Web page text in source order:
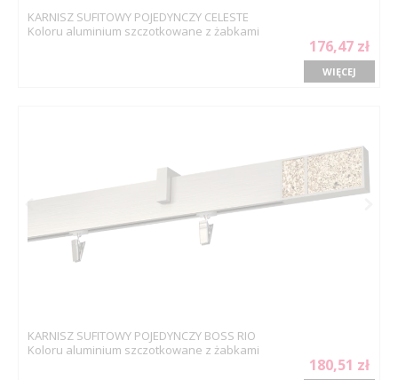
KARNISZ SUFITOWY POJEDYNCZY CELESTE
Koloru aluminium szczotkowane z żabkami
176,47 zł
WIĘCEJ
KARNISZ SUFITOWY POJEDYNCZY BOSS RIO
Koloru aluminium szczotkowane z żabkami
180,51 zł